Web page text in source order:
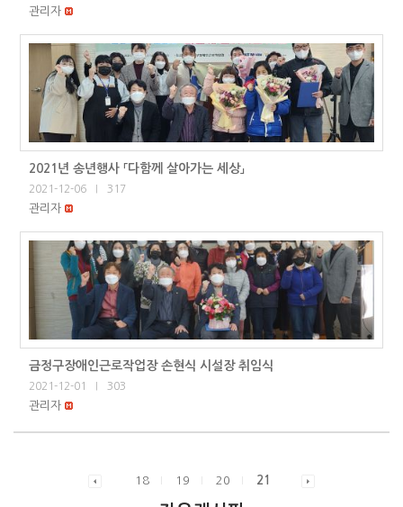
관리자
2021년 송년행사 「다함께 살아가는 세상」
2021-12-06 317
관리자
금정구장애인근로작업장 손현식 시설장 취임식
2021-12-01 303
관리자
18 19 20 21